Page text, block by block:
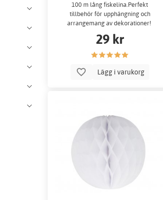
100 m lång fiskelina.Perfekt
tillbehör för upphängning och
arrangemang av dekorationer!
29 kr
Lägg i varukorg